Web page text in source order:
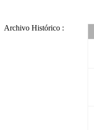
Archivo Histórico :